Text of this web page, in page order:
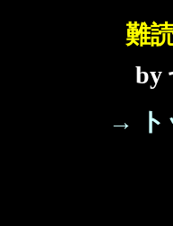
難
by
→ ト